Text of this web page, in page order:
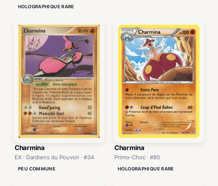
HOLOGRAPHIQUE RARE
Charmina
EX : Gardiens du Pouvoir · #34
PEU COMMUNE
Charmina
Primo-Choc · #80
HOLOGRAPHIQUE RARE